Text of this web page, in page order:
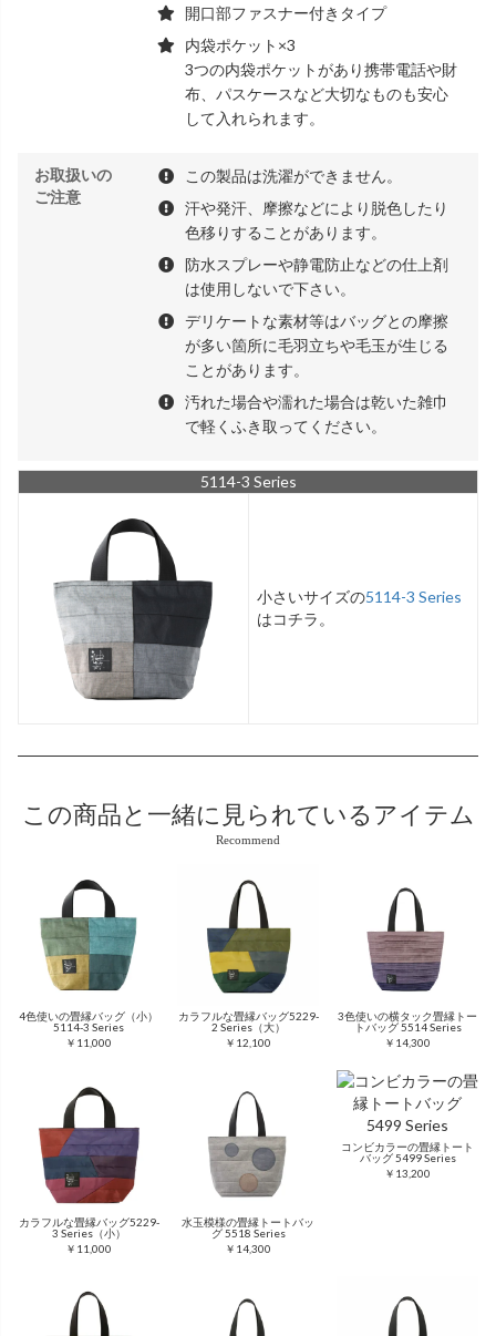
開口部ファスナー付きタイプ
内袋ポケット×3
3つの内袋ポケットがあり携帯電話や財
布、パスケースなど大切なものも安心
して入れられます。
お取扱いの
ご注意
この製品は洗濯ができません。
汗や発汗、摩擦などにより脱色したり
色移りすることがあります。
防水スプレーや静電防止などの仕上剤
は使用しないで下さい。
デリケートな素材等はバッグとの摩擦
が多い箇所に毛羽立ちや毛玉が生じる
ことがあります。
汚れた場合や濡れた場合は乾いた雑巾
で軽くふき取ってください。
5114-3 Series
小さいサイズの5114-3 Series
はコチラ。
この商品と 一緒に見られているアイテム
Recommend
4色使いの畳縁バッグ（小）
5114-3 Series
￥11,000
カラフルな畳縁バッグ5229-
2 Series（大）
￥12,100
3色使いの横タック畳縁トー
トバッグ 5514 Series
￥14,300
カラフルな畳縁バッグ5229-
3 Series（小）
￥11,000
水玉模様の畳縁トートバッ
グ 5518 Series
￥14,300
コンビカラーの畳縁トート
バッグ 5499 Series
￥13,200